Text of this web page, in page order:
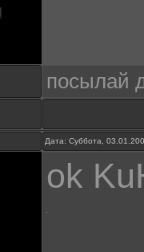
посылай
Дата: Суббота,
ok